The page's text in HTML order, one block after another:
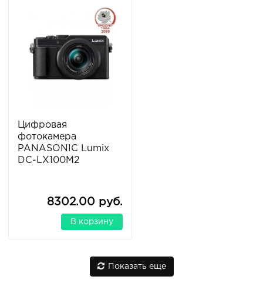
Цифровая
фотокамера
PANASONIC Lumix
DC-LX100M2
8302.00 руб.
В корзину
Показать еще